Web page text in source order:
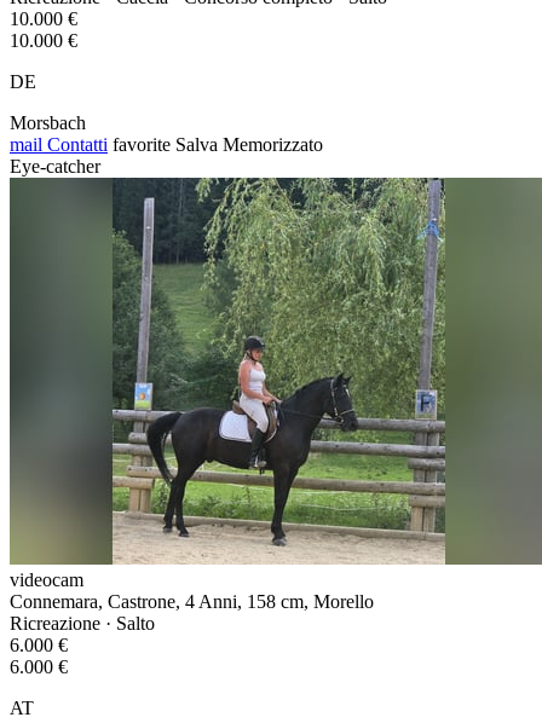
10.000 €
10.000 €
DE
Morsbach
mail Contatti favorite Salva Memorizzato
Eye-catcher
videocam
Connemara, Castrone, 4 Anni, 158 cm, Morello
Ricreazione · Salto
6.000 €
6.000 €
AT